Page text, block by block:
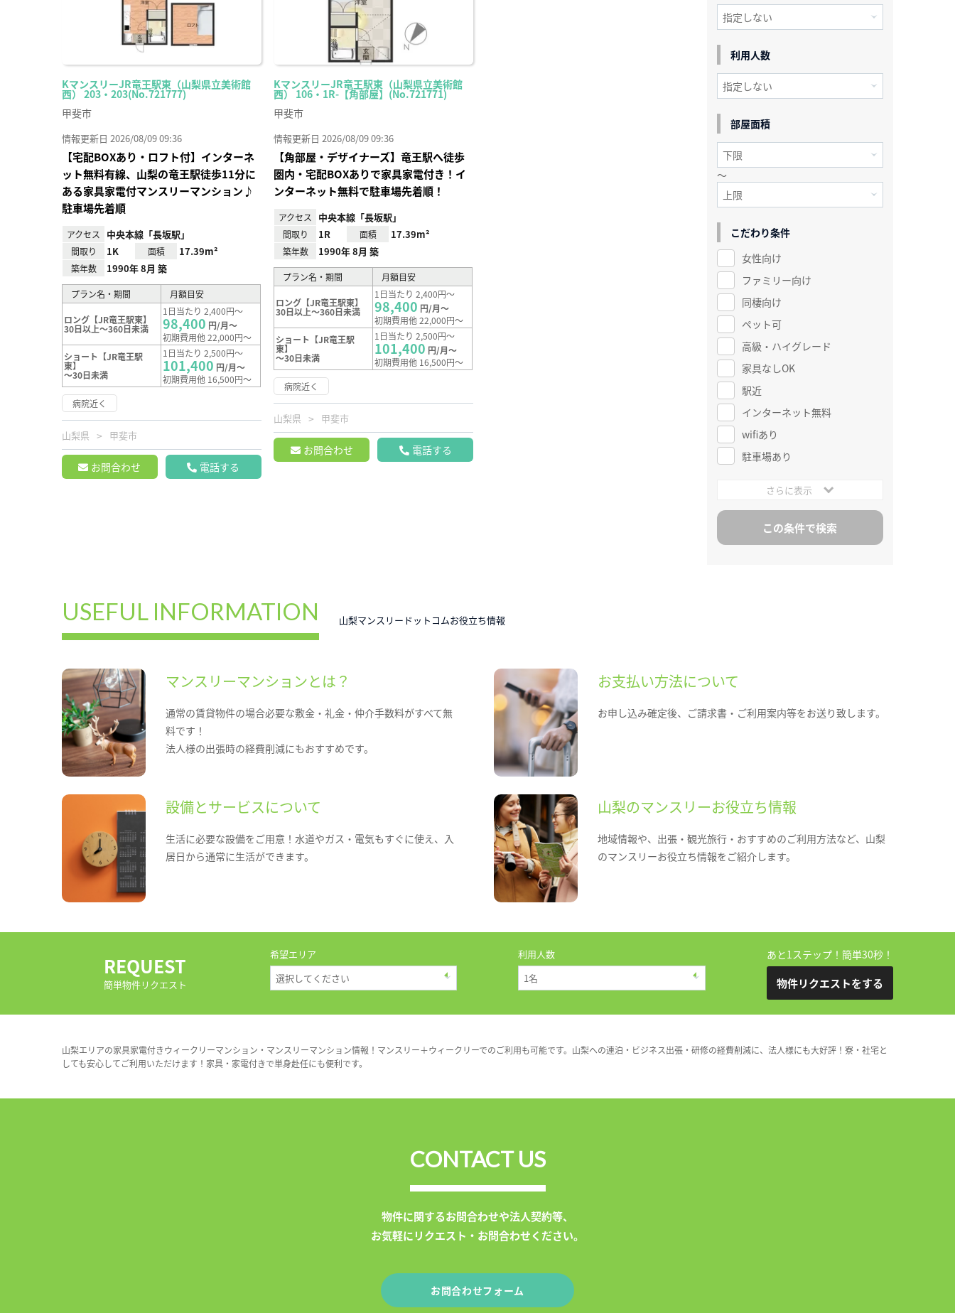
KマンスリーJR竜王駅東（山梨県立美術館
西） 203・203(No.721777)
甲斐市
情報更新日 2026/08/09 09:36
【宅配BOXあり・ロフト付】インターネ
ット無料有線、山梨の竜王駅徒歩11分に
ある家具家電付マンスリーマンション♪
駐車場先着順
アクセス 中央本線「長坂駅」
間取り 1K 面積 17.39m²
築年数 1990年 8月 築
プラン名・期間 月額目安
ロング【JR竜王駅東】
30日以上～360日未満
1日当たり 2,400円～
98,400 円/月～
初期費用他 22,000円～
ショート【JR竜王駅
東】
～30日未満
1日当たり 2,500円～
101,400 円/月～
初期費用他 16,500円～
病院近く
山梨県 甲斐市
お問合わせ 電話する
KマンスリーJR竜王駅東（山梨県立美術館
西） 106・1R-【角部屋】(No.721771)
甲斐市
情報更新日 2026/08/09 09:36
【角部屋・デザイナーズ】竜王駅へ徒歩
圏内・宅配BOXありで家具家電付き！イ
ンターネット無料で駐車場先着順！
アクセス 中央本線「長坂駅」
間取り 1R 面積 17.39m²
築年数 1990年 8月 築
プラン名・期間 月額目安
ロング【JR竜王駅東】
30日以上～360日未満
1日当たり 2,400円～
98,400 円/月～
初期費用他 22,000円～
ショート【JR竜王駅
東】
～30日未満
1日当たり 2,500円～
101,400 円/月～
初期費用他 16,500円～
病院近く
山梨県 甲斐市
お問合わせ 電話する
利用人数
部屋面積
～
こだわり条件
女性向け
ファミリー向け
同棲向け
ペット可
高級・ハイグレード
家具なしOK
駅近
インターネット無料
wifiあり
駐車場あり
さらに表示
USEFUL INFORMATION 山梨マンスリードットコムお役立ち情報
マンスリーマンションとは？
通常の賃貸物件の場合必要な敷金・礼金・仲介手数料がすべて無
料です！
法人様の出張時の経費削減にもおすすめです。
お支払い方法について
お申し込み確定後、ご請求書・ご利用案内等をお送り致します。
設備とサービスについて
生活に必要な設備をご用意！水道やガス・電気もすぐに使え、入
居日から通常に生活ができます。
山梨のマンスリーお役立ち情報
地域情報や、出張・観光旅行・おすすめのご利用方法など、山梨
のマンスリーお役立ち情報をご紹介します。
REQUEST
簡単物件リクエスト
希望エリア 利用人数 あと1ステップ！簡単30秒！
物件リクエストをする
山梨エリアの家具家電付きウィークリーマンション・マンスリーマンション情報！マンスリー＋ウィークリーでのご利用も可能です。山梨への連泊・ビジネス出張・研修の経費削減に、法人様にも大好評！寮・社宅と
しても安心してご利用いただけます！家具・家電付きで単身赴任にも便利です。
CONTACT US
物件に関するお問合わせや法人契約等、
お気軽にリクエスト・お問合わせください。
お問合わせフォーム